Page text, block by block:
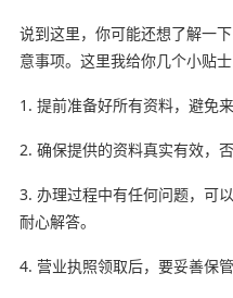
说到这里，你可能还想了解一
意事项。这里我给你几个小贴士
1. 提前准备好所有资料，避免来
2. 确保提供的资料真实有效，
3. 办理过程中有任何问题，可
耐心解答。
4. 营业执照领取后，要妥善保